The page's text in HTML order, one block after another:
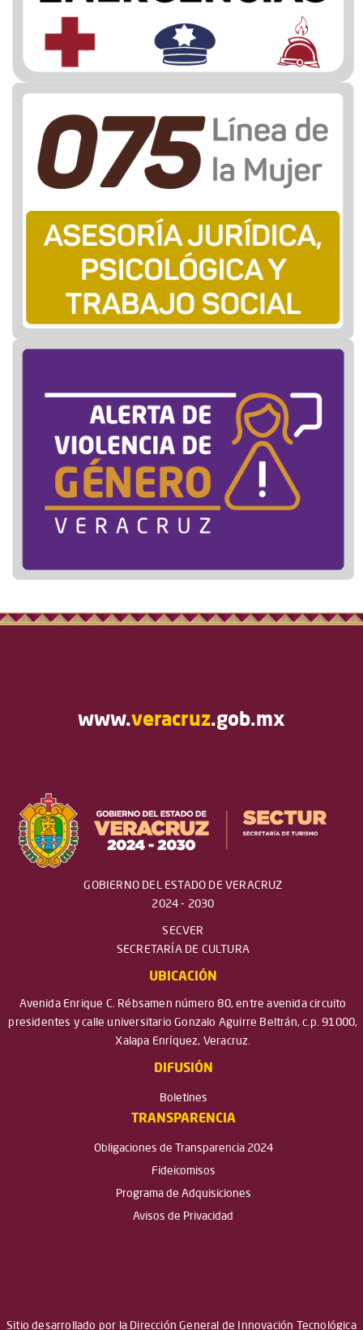
www.veracruz.gob.mx
GOBIERNO DEL ESTADO DE VERACRUZ
2024 - 2030
SECVER
SECRETARÍA DE CULTURA
UBICACIÓN
Avenida Enrique C. Rébsamen número 80, entre avenida circuito
presidentes y calle universitario Gonzalo Aguirre Beltrán, c.p. 91000,
Xalapa Enríquez, Veracruz.
DIFUSIÓN
Boletines
TRANSPARENCIA
Obligaciones de Transparencia 2024
Fideicomisos
Programa de Adquisiciones
Avisos de Privacidad
Sitio desarrollado por la Dirección General de Innovación Tecnológica